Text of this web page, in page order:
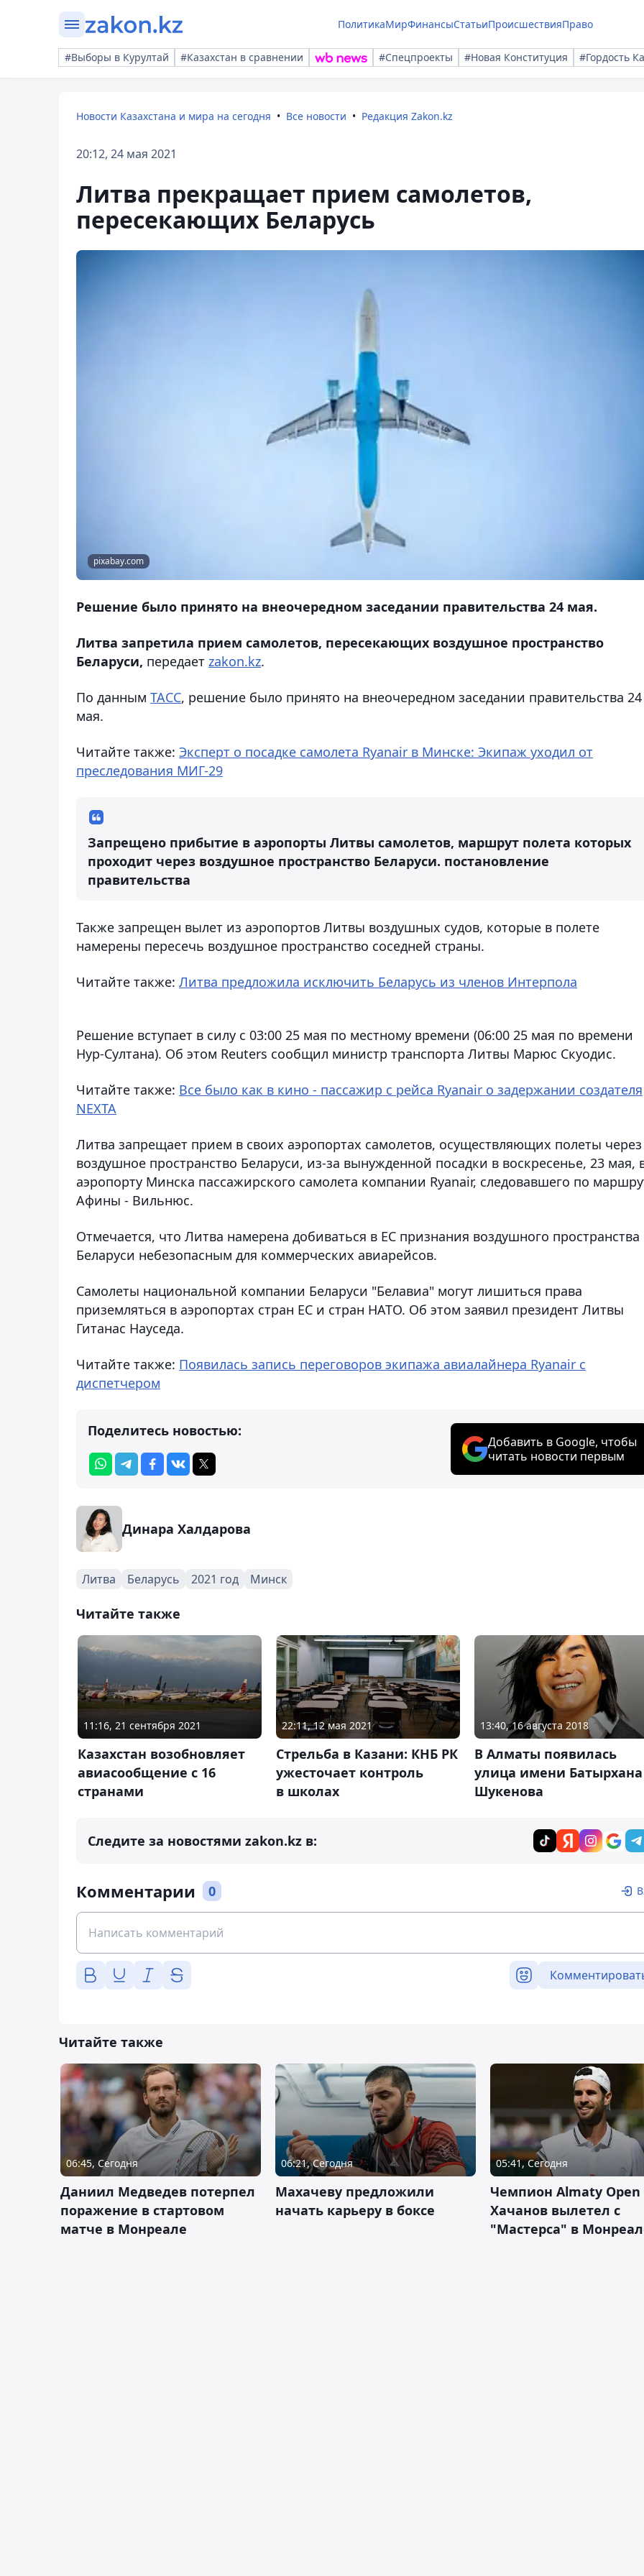
ПолитикаМирФинансыСтатьиПроисшествияПраво
#Выборы в Курултай #Казахстан в сравнении #Спецпроекты #Новая Конституция #Гордость
Новости Казахстана и мира на сегодня Все новости Редакция Zakon.kz
20:12, 24 мая 2021
Литва прекращает прием самолетов,
пересекающих Беларусь
pixabay.com
Решение было принято на внеочередном заседании правительства 24 мая.
Литва запретила прием самолетов, пересекающих воздушное пространство
Беларуси, передает zakon.kz.
По данным ТАСС, решение было принято на внеочередном заседании правительства 24
мая.
Читайте также: Эксперт о посадке самолета Ryanair в Минске: Экипаж уходил от
преследования МИГ-29
Запрещено прибытие в аэропорты Литвы самолетов, маршрут полета которых
проходит через воздушное пространство Беларуси. постановление
правительства
Также запрещен вылет из аэропортов Литвы воздушных судов, которые в полете
намерены пересечь воздушное пространство соседней страны.
Читайте также: Литва предложила исключить Беларусь из членов Интерпола
Решение вступает в силу с 03:00 25 мая по местному времени (06:00 25 мая по времени
Нур-Султана). Об этом Reuters сообщил министр транспорта Литвы Марюс Скуодис.
Читайте также: Все было как в кино - пассажир с рейса Ryanair о задержании создателя
NEXTA
Литва запрещает прием в своих аэропортах самолетов, осуществляющих полеты через
воздушное пространство Беларуси, из-за вынужденной посадки в воскресенье, 23 мая,
аэропорту Минска пассажирского самолета компании Ryanair, следовавшего по
Афины - Вильнюс.
Отмечается, что Литва намерена добиваться в ЕС признания воздушного пространства
Беларуси небезопасным для коммерческих авиарейсов.
Самолеты национальной компании Беларуси "Белавиа" могут лишиться права
приземляться в аэропортах стран ЕС и стран НАТО. Об этом заявил президент Литвы
Гитанас Науседа.
Читайте также: Появилась запись переговоров экипажа авиалайнера Ryanair с
диспетчером
Поделитесь новостью:
Добавить в Google, чтобы
читать новости первым
Динара Халдарова
Литва Беларусь 2021 год Минск
Читайте также
11:16, 21 сентября 2021
Казахстан возобновляет
авиасообщение с 16
странами
22:11, 12 мая 2021
Стрельба в Казани: КНБ РК
ужесточает контроль
в школах
13:40, 16 августа 2018
В Алматы появилась
улица имени Батырхана
Шукенова
Следите за новостями zakon.kz в:
Комментарии 0
Читайте также
06:45, Сегодня
Даниил Медведев потерпел
поражение в стартовом
матче в Монреале
06:21, Сегодня
Махачеву предложили
начать карьеру в боксе
05:41, Сегодня
Чемпион Almaty Open
Хачанов вылетел с
"Мастерса" в